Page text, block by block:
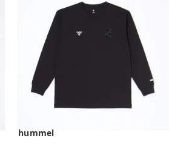
hummel